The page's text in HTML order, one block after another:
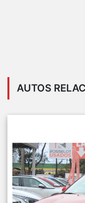
AUTOS